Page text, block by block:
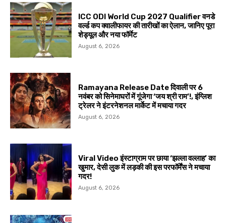
ICC ODI World Cup 2027 Qualifier वनडे
वर्ल्ड कप क्वालीफायर की तारीखों का ऐलान, जानिए पूरा
शेड्यूल और नया फॉर्मेट
August 6, 2026
Ramayana Release Date दिवाली पर 6
नवंबर को सिनेमाघरों में गूंजेगा ‘जय श्री राम’!, इंग्लिश
ट्रेलर ने इंटरनेशनल मार्केट में मचाया गदर
August 6, 2026
Viral Video इंस्टाग्राम पर छाया ‘झल्ला वल्लाह’ का
खुमार, देसी लुक में लड़की की इस परफॉर्मेंस ने मचाया
गदर!
August 6, 2026